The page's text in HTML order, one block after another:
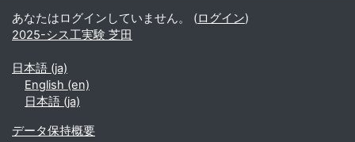
あなたはログインしていません。 (ログイン)
2025-シス工実験 芝田
日本語 ‎(ja)‎
English ‎(en)‎
日本語 ‎(ja)‎
データ保持概要